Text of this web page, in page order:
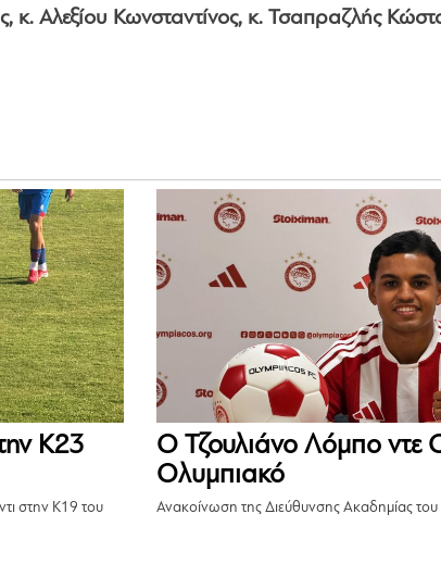
κ. Αλεξίου Κωνσταντίνος, κ. Τσαπραζλής
Κ23
στην Κ19 του
Ο Τζουλιάνο Λόμπο ντε
Ολυμπιακό
Ανακοίνωση της Διεύθυνσης Ακαδημίας